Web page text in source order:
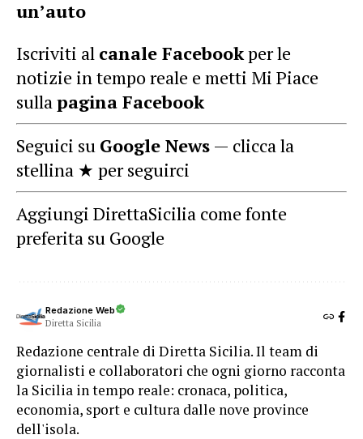
un’auto
Iscriviti al canale Facebookper le
notizie in tempo reale e metti Mi Piace
sullapagina Facebook
Seguici su Google News — clicca la
stellina ★ per seguirci
Aggiungi DirettaSicilia come fonte
preferita su Google
Redazione Web
Diretta Sicilia
Redazione centrale di Diretta Sicilia. Il team di
giornalisti e collaboratori che ogni giorno racconta
la Sicilia in tempo reale: cronaca, politica,
economia, sport e cultura dalle nove province
dell'isola.